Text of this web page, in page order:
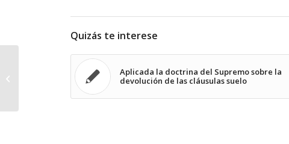
Quizás te interese
Aplicada la doctrina del Supremo sobre la
devolución de las cláusulas suelo
María José Majano, ponente en el
Título de especialista en “Justicia
Constitucional,...